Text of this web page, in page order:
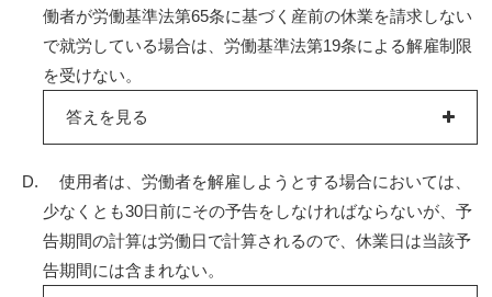
働者が労働基準法第65条に基づく産前の休業を請求しない
で就労している場合は、労働基準法第19条による解雇制限
を受けない。
答えを見る
使用者は、労働者を解雇しようとする場合においては、
少なくとも30日前にその予告をしなければならないが、予
告期間の計算は労働日で計算されるので、休業日は当該予
告期間には含まれない。